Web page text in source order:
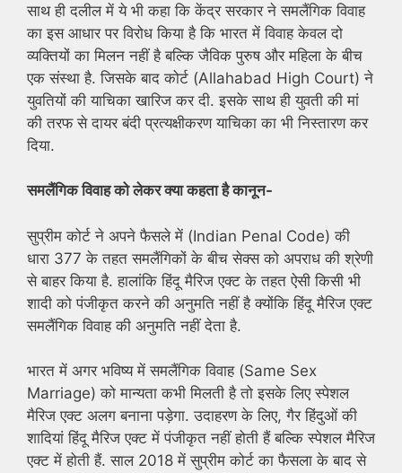
साथ ही दलील में ये भी कहा कि केंद्र सरकार ने समलैंगिक विवाह
का इस आधार पर विरोध किया है कि भारत में विवाह केवल दो
व्यक्तियों का मिलन नहीं है बल्कि जैविक पुरुष और महिला के बीच
एक संस्था है. जिसके बाद कोर्ट (Allahabad High Court) ने
युवतियों की याचिका खारिज कर दी. इसके साथ ही युवती की मां
की तरफ से दायर बंदी प्रत्यक्षीकरण याचिका का भी निस्तारण कर
दिया.
समलैंगिक विवाह को लेकर क्या कहता है कानून-
सुप्रीम कोर्ट ने अपने फैसले में (Indian Penal Code) की
धारा 377 के तहत समलैंगिकों के बीच सेक्स को अपराध की श्रेणी
से बाहर किया है. हालांकि हिंदू मैरिज एक्ट के तहत ऐसी किसी भी
शादी को पंजीकृत करने की अनुमति नहीं है क्योंकि हिंदू मैरिज एक्ट
समलैंगिक विवाह की अनुमति नहीं देता है.
भारत में अगर भविष्य में समलैंगिक विवाह (Same Sex
Marriage) को मान्यता कभी मिलती है तो इसके लिए स्पेशल
मैरिज एक्ट अलग बनाना पड़ेगा. उदाहरण के लिए, गैर हिंदुओं की
शादियां हिंदू मैरिज एक्ट में पंजीकृत नहीं होती हैं बल्कि स्पेशल मैरिज
एक्ट में होती हैं. साल 2018 में सुप्रीम कोर्ट का फैसला के बाद से